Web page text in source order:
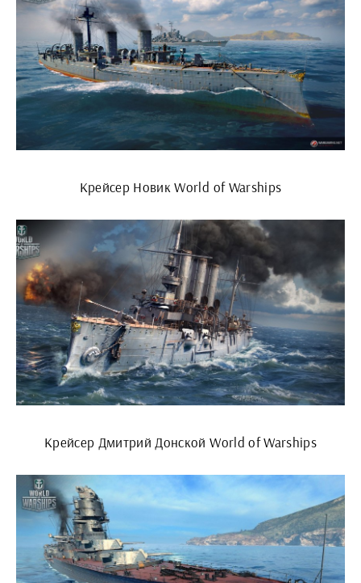
Крейсер Новик World of Warships
Крейсер Дмитрий Донской World of Warships